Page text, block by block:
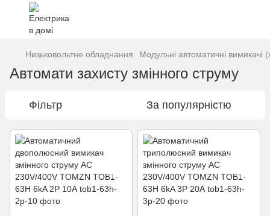
Низьковольтне обладнання Модульні автоматичні вимикачі
Автомати захисту змінного струму
Фільтр За популярністю